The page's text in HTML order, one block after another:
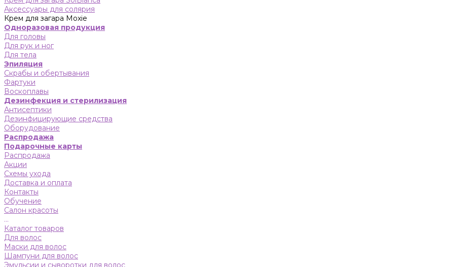
Аксессуары для солярия
Крем для загара Moxie
Одноразовая продукция
Для головы
Для рук и ног
Для тела
Эпиляция
Скрабы и обертывания
Фартуки
Воскоплавы
Дезинфекция и стерилизация
Антисептики
Дезинфицирующие средства
Оборудование
Распродажа
Подарочные карты
Распродажа
Акции
Схемы ухода
Доставка и оплата
Контакты
Обучение
Салон красоты
...
Каталог товаров
Для волос
Маски для волос
Шампуни для волос
Эмульсии и сыворотки для волос